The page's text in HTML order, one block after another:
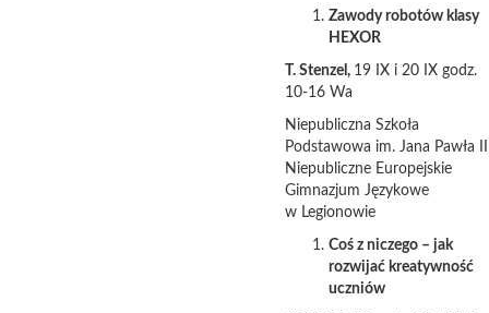
Zawody robotów klasy
HEXOR
T. Stenzel, 19 IX i 20 IX godz.
10-16 Wa
Niepubliczna Szkoła
Podstawowa im. Jana Pawła
Niepubliczne Europejskie
Gimnazjum Językowe
w Legionowie
Coś z niczego – jak
rozwijać kreatywność
uczniów